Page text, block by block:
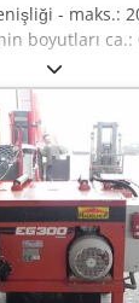
- maks.:
boyutları